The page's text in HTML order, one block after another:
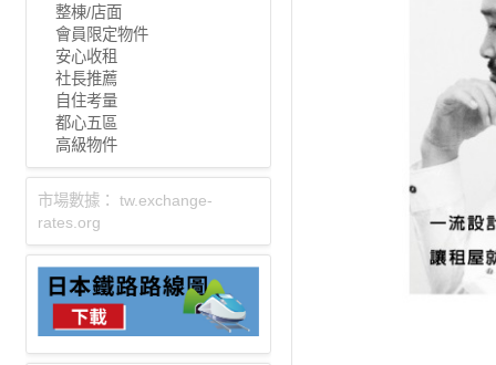
整棟/店面
會員限定物件
安心收租
社長推薦
自住考量
都心五區
高級物件
市場數據： tw.exchange-
rates.org